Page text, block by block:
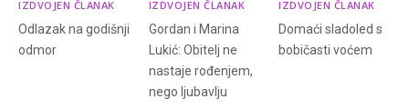
IZDVOJEN ČLANAK
Odlazak na godišnji
odmor
IZDVOJEN ČLANAK
Gordan i Marina
Lukić: Obitelj ne
nastaje rođenjem,
nego ljubavlju
IZDVOJEN ČLANAK
Domaći sladoled s
bobičasti voćem